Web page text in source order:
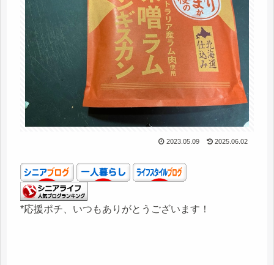
2023.05.09 2025.06.02
*応援ポチ、いつもありがとうございます！